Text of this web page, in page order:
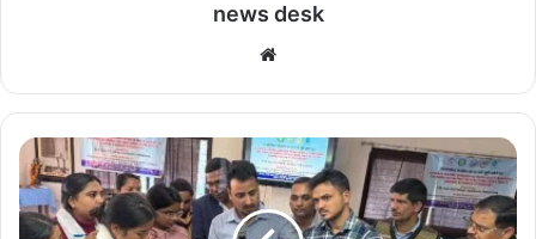
news desk
te
पे
य
ज
ल